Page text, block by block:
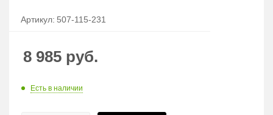
Артикул: 507-115-231
8 985 руб.
Есть в наличии